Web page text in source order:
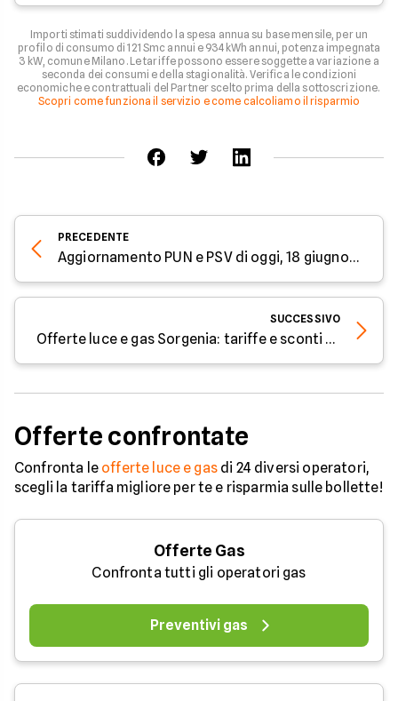
Importi stimati suddividendo la spesa annua su base mensile, per un
profilo di consumo di 121 Smc annui e 934 kWh annui, potenza impegnata
3 kW, comune Milano. Le tariffe possono essere soggette a variazione a
seconda dei consumi e della stagionalità. Verifica le condizioni
economiche e contrattuali del Partner scelto prima della sottoscrizione.
Scopri come funziona il servizio e come calcoliamo il risparmio
PRECEDENTE
Aggiornamento PUN e PSV di oggi, 18 giugno: prezzi stabili
SUCCESSIVO
Offerte luce e gas Sorgenia: tariffe e sconti di giugno
Offerte confrontate
Confronta le offerte luce e gasdi 24 diversi operatori,
scegli la tariffa migliore per te e risparmia sulle bollette!
Offerte Gas
Confronta tutti gli operatori gas
Preventivi gas